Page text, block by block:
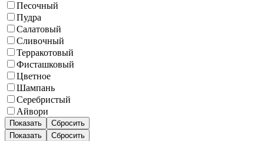
Песочный
Пудра
Салатовый
Сливочный
Терракотовый
Фисташковый
Цветное
Шампань
Серебристый
Айвори
Показать
Сбросить
Показать
Сбросить